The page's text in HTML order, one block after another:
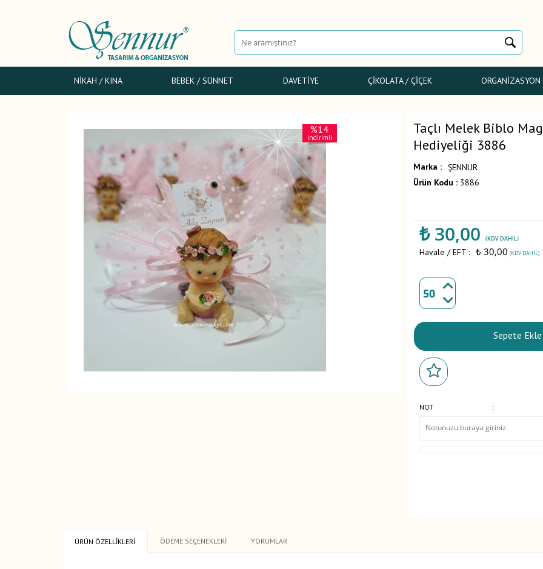
NIKAH / KINA BEBEK / SÜNNET DAVETIYE ÇIKOLATA / ÇIÇEK ORGANIZASYON
%14
indirimli
Taçlı Melek Biblo
Hediyeliği 3886
Marka : ŞENNUR
Ürün Kodu : 3886
₺30,00 (KDV DAHIL)
Havale / EFT : ₺ 30,00 (KDV DAHIL)
Sepete Ekle
NOT :
ÜRÜN ÖZELLIKLERI ÖDEME SEÇENEKLERI YORUMLAR